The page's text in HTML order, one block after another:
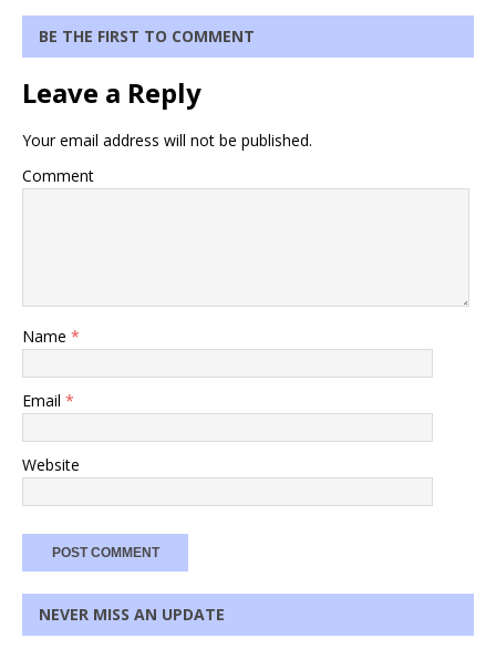
BE THE FIRST TO COMMENT
Leave a Reply
Your email address will not be published.
Comment
Name *
Email *
Website
NEVER MISS AN UPDATE